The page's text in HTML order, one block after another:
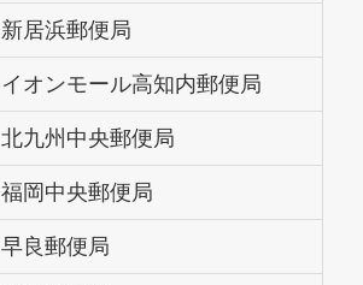
新居浜郵便局
イオンモール高知内郵便局
北九州中央郵便局
福岡中央郵便局
早良郵便局